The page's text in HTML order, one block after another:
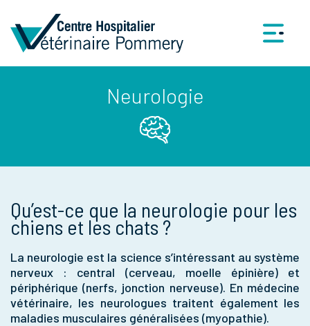
Neurologie
Qu’est-ce que la neurologie pour les
chiens et les chats ?
La neurologie est la science s’intéressant au système
nerveux : central (cerveau, moelle épinière) et
périphérique (nerfs, jonction nerveuse). En médecine
vétérinaire, les neurologues traitent également les
maladies musculaires généralisées (myopathie).